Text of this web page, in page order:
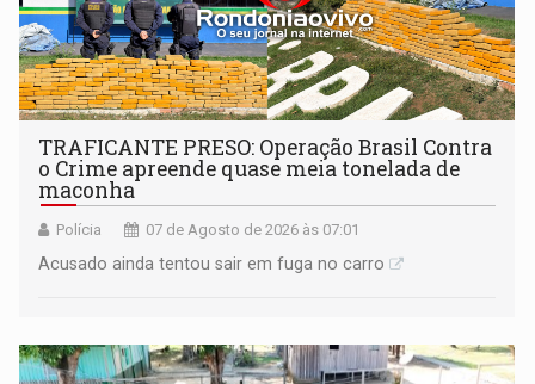
TRAFICANTE PRESO: Operação Brasil Contra
o Crime apreende quase meia tonelada de
maconha
Polícia 07 de Agosto de 2026 às 07:01
Acusado ainda tentou sair em fuga no carro